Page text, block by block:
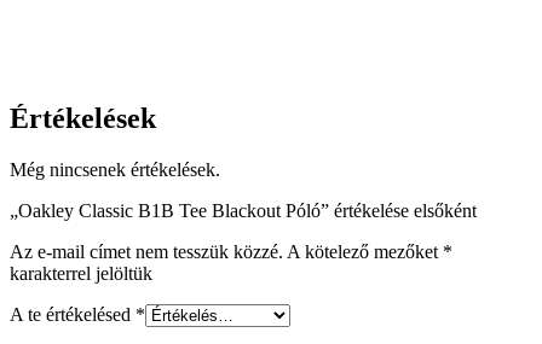
Értékelések
Még nincsenek értékelések.
„Oakley Classic B1B Tee Blackout Póló” értékelése elsőként
Az e-mail címet nem tesszük közzé. A kötelező mezőket *
karakterrel jelöltük
A te értékelésed *